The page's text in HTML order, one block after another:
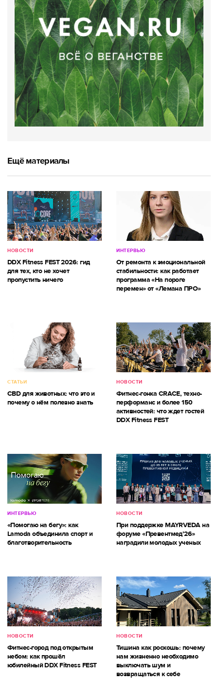
Ещё материалы
НОВОСТИ
DDX Fitness FEST 2026: гид
для тех, кто не хочет
пропустить ничего
ИНТЕРВЬЮ
От ремонта к эмоциональной
стабильности: как работает
программа «На пороге
перемен» от «Лемана ПРО»
СТАТЬИ
CBD для животных: что это и
почему о нём полезно знать
НОВОСТИ
Фитнес-гонка CRACE, техно-
перформанс и более 150
активностей: что ждет гостей
DDX Fitness FEST
ИНТЕРВЬЮ
«Помогаю на бегу»: как
Lamoda объединила спорт и
благотворительность
НОВОСТИ
При поддержке MAYRVEDA на
форуме «Превентмед’26»
наградили молодых ученых
НОВОСТИ
Фитнес-город под открытым
небом: как прошёл
юбилейный DDX Fitness FEST
НОВОСТИ
Тишина как роскошь: почему
нам жизненно необходимо
выключать шум и
возвращаться к себе